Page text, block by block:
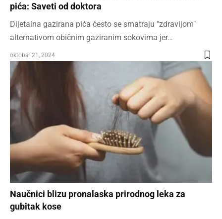
pića: Saveti od doktora
Dijetalna gazirana pića često se smatraju "zdravijom"
alternativom običnim gaziranim sokovima jer…
oktobar 21, 2024
Naučnici blizu pronalaska prirodnog leka za
gubitak kose